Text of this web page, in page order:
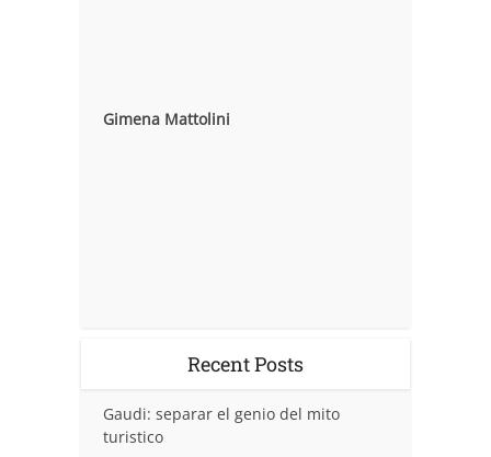
Gimena Mattolini
Recent Posts
Gaudi: separar el genio del mito
turistico